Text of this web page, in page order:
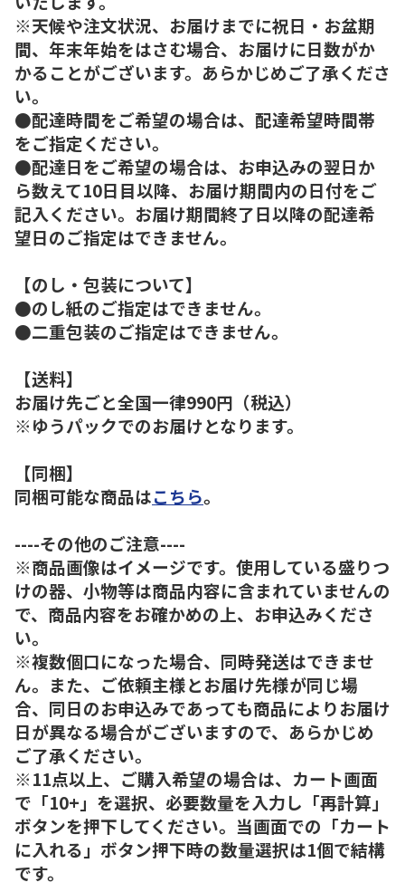
※天候や注文状況、お届けまでに祝日・お盆期
間、年末年始をはさむ場合、お届けに日数がか
かることがございます。あらかじめご了承くださ
い。
●配達時間をご希望の場合は、配達希望時間帯
をご指定ください。
●配達日をご希望の場合は、お申込みの翌日か
ら数えて10日目以降、お届け期間内の日付をご
記入ください。お届け期間終了日以降の配達希
望日のご指定はできません。
【のし・包装について】
●のし紙のご指定はできません。
●二重包装のご指定はできません。
【送料】
お届け先ごと全国一律990円（税込）
※ゆうパックでのお届けとなります。
【同梱】
同梱可能な商品はこちら。
----その他のご注意----
※商品画像はイメージです。使用している盛りつ
けの器、小物等は商品内容に含まれていませんの
で、商品内容をお確かめの上、お申込みくださ
い。
※複数個口になった場合、同時発送はできませ
ん。また、ご依頼主様とお届け先様が同じ場
合、同日のお申込みであっても商品によりお届け
日が異なる場合がございますので、あらかじめ
ご了承ください。
※11点以上、ご購入希望の場合は、カート画面
で「10+」を選択、必要数量を入力し「再計算」
ボタンを押下してください。当画面での「カート
に入れる」ボタン押下時の数量選択は1個で結構
です。